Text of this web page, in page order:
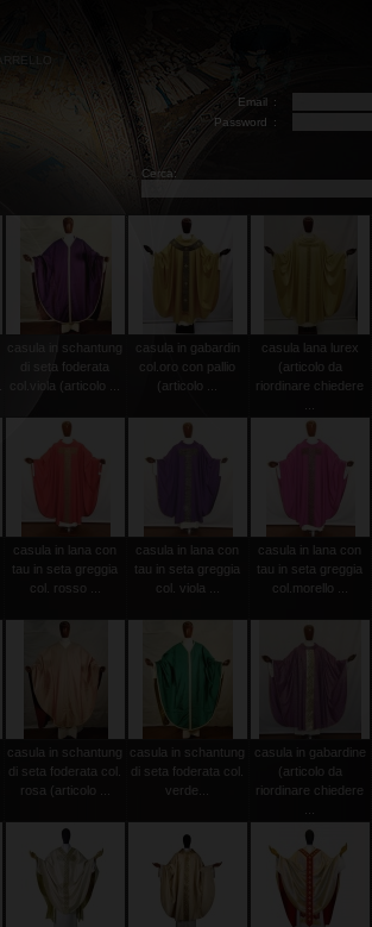
Email :
Password
:
Cerca:
casula in schantung
di seta foderata
col.viola (articolo ...
casula in gabardin
col.oro con pallio
(articolo ...
casula lana lurex
(articolo da
riordinare chiedere
casula in lana con
tau in seta greggia
col. rosso ...
casula in lana con
tau in seta greggia
col. viola ...
casula in lana con
tau in seta greggia
col.morello ...
casula in schantung
di seta foderata col.
rosa (articolo ...
casula in schantung
di seta foderata col.
verde...
casula in gabardine
(articolo da
riordinare chiedere